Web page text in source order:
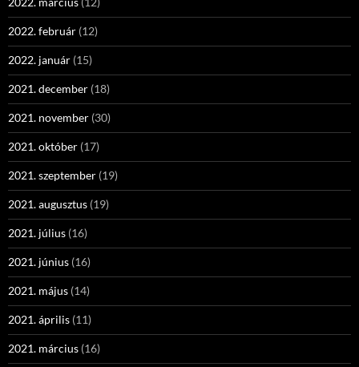
2022. február (12)
2022. január (15)
2021. december (18)
2021. november (30)
2021. október (17)
2021. szeptember (19)
2021. augusztus (19)
2021. július (16)
2021. június (16)
2021. május (14)
2021. április (11)
2021. március (16)